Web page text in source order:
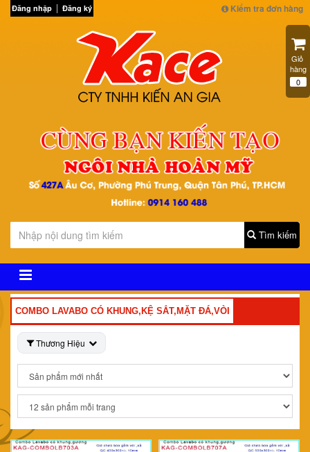
Đăng nhập Đăng ký Kiểm tra đơn hàng
Tìm kiếm
COMBO LAVABO CÓ KHUNG,KỆ SẮT,MẶT ĐÁ,VÒI
Thương Hiệu
Giỏ
hàng
0